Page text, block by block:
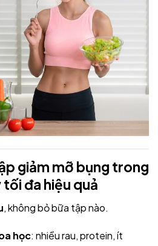
giảm mỡ bụng trong
tối đa hiệu quả
, không bỏ bữa tập nào.
học: nhiều rau, protein, ít